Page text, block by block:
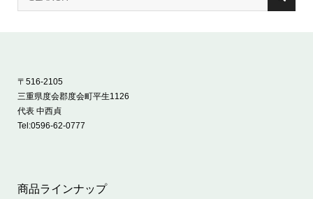
〒516-2105
三重県度会郡度会町平生1126
代表 中西貞
Tel:0596-62-0777
商品ラインナップ